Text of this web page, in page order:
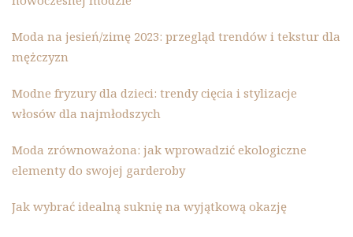
Moda na jesień/zimę 2023: przegląd trendów i tekstur dla
mężczyzn
Modne fryzury dla dzieci: trendy cięcia i stylizacje
włosów dla najmłodszych
Moda zrównoważona: jak wprowadzić ekologiczne
elementy do swojej garderoby
Jak wybrać idealną suknię na wyjątkową okazję